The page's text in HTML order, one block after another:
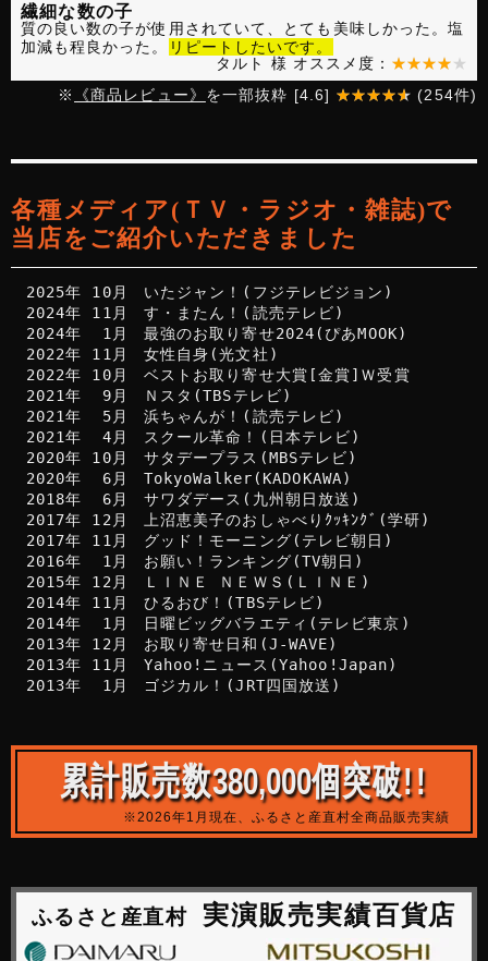
繊細な数の子
質の良い数の子が使用されていて、とても美味しかった。塩
加減も程良かった。
リピートしたいです。
タルト
様 オススメ度：
※
《商品レビュー》 を一部抜粋 [4.6] (254件)
各種メディア(ＴＶ・ラジオ・雑誌)で
当店をご紹介いただきました
2025年 10月
いたジャン！(フジテレビジョン)
2024年 11月
す・またん！(読売テレビ)
2024年  1月
最強のお取り寄せ2024(ぴあMOOK)
2022年 11月
女性自身(光文社)
2022年 10月
ベストお取り寄せ大賞[金賞]Ｗ受賞
2021年  9月
Ｎスタ(TBSテレビ)
2021年  5月
浜ちゃんが！(読売テレビ)
2021年  4月
スクール革命！(日本テレビ)
2020年 10月
サタデープラス(MBSテレビ)
2020年  6月
TokyoWalker(KADOKAWA)
2018年  6月
サワダデース(九州朝日放送)
2017年 12月
上沼恵美子のおしゃべりｸｯｷﾝｸﾞ(学研)
2017年 11月
グッド！モーニング(テレビ朝日)
2016年  1月
お願い！ランキング(TV朝日)
2015年 12月
ＬＩＮＥ ＮＥＷＳ(ＬＩＮＥ)
2014年 11月
ひるおび！(TBSテレビ)
2014年  1月
日曜ビッグバラエティ(テレビ東京)
2013年 12月
お取り寄せ日和(J-WAVE)
2013年 11月
Yahoo!ニュース(Yahoo!Japan)
2013年  1月
ゴジカル！(JRT四国放送)
累計販売数380,000個突破!!
※2026年1月現在、ふるさと産直村全商品販売実績
ふるさと産直村 実演販売実績百貨店